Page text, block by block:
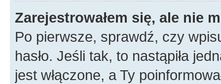
Zarejestrowałem się, ale nie
Po pierwsze, sprawdź, czy
hasło. Jeśli tak, to nastąpiła
jest włączone, a Ty